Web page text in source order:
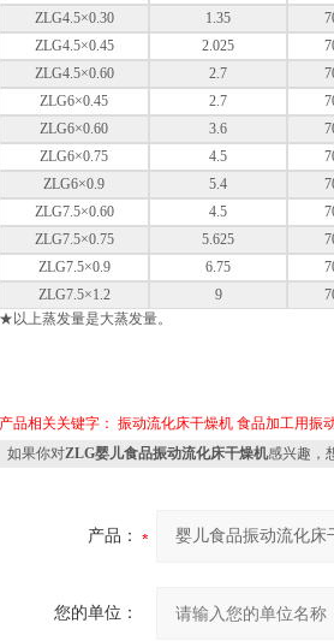
ZLG4.5×0.30
1.35
ZLG4.5×0.45
2.025
ZLG4.5×0.60
2.7
ZLG6×0.45
2.7
ZLG6×0.60
3.6
ZLG6×0.75
4.5
ZLG6×0.9
5.4
ZLG7.5×0.60
4.5
ZLG7.5×0.75
5.625
ZLG7.5×0.9
6.75
ZLG7.5×1.2
9
★以上蒸发量是大蒸发量。
产品相关关键字： 振动流化床干燥机 食品加工用振
如果你对ZLG婴儿食品振动流化床干燥机感兴趣，
产品：
您的单位：